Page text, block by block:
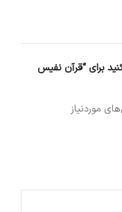
برای “قرآن نفیس
موردنیاز